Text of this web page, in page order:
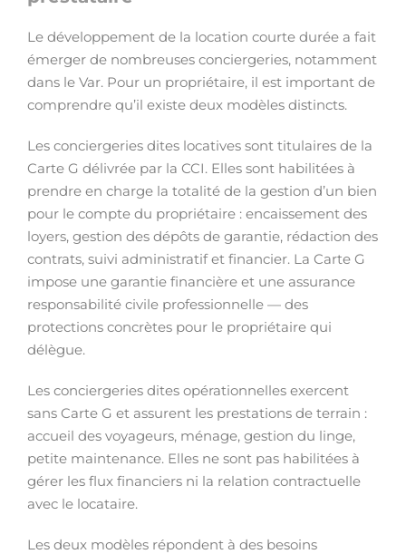
Le développement de la location courte durée a fait
émerger de nombreuses conciergeries, notamment
dans le Var. Pour un propriétaire, il est important de
comprendre qu’il existe deux modèles distincts.
Les conciergeries dites locatives sont titulaires de la
Carte G délivrée par la CCI. Elles sont habilitées à
prendre en charge la totalité de la gestion d’un bien
pour le compte du propriétaire : encaissement des
loyers, gestion des dépôts de garantie, rédaction des
contrats, suivi administratif et financier. La Carte G
impose une garantie financière et une assurance
responsabilité civile professionnelle — des
protections concrètes pour le propriétaire qui
délègue.
Les conciergeries dites opérationnelles exercent
sans Carte G et assurent les prestations de terrain :
accueil des voyageurs, ménage, gestion du linge,
petite maintenance. Elles ne sont pas habilitées à
gérer les flux financiers ni la relation contractuelle
avec le locataire.
Les deux modèles répondent à des besoins